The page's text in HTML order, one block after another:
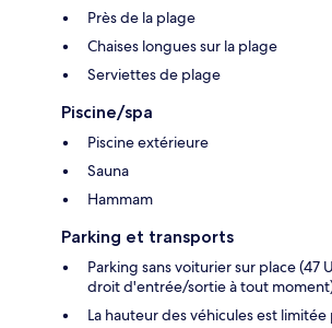
Près de la plage
Chaises longues sur la plage
Serviettes de plage
Piscine/spa
Piscine extérieure
Sauna
Hammam
Parking et transports
Parking sans voiturier sur place (47
droit d'entrée/sortie à tout
La hauteur des véhicules est